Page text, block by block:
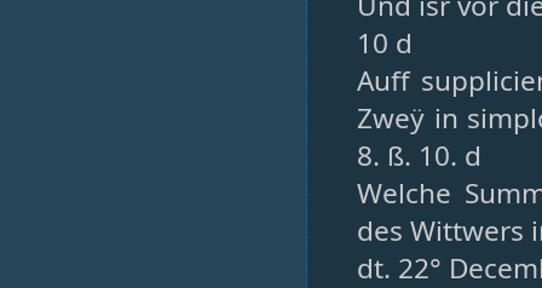
10 d
Auff
Zweÿ in
8. ß. 10. d
Welche
des Wittwers
dt. 22°